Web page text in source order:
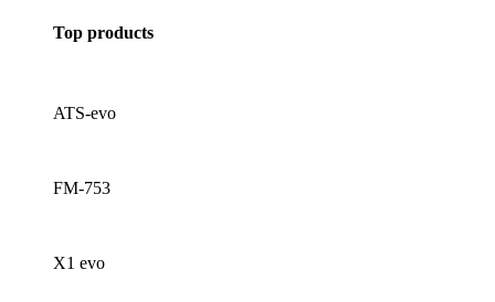
Top products
ATS-evo
FM-753
X1 evo